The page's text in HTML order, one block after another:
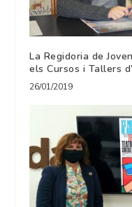
La Regidoria de
els Cursos i Tallers
26/01/2019